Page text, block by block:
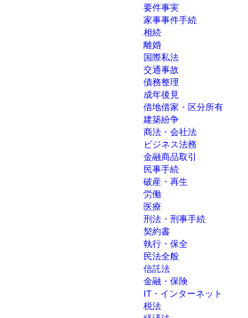
要件事実
家事事件手続
相続
離婚
国際私法
交通事故
債務整理
成年後見
借地借家・区分所有
建築紛争
商法・会社法
ビジネス法務
金融商品取引
民事手続
破産・再生
労働
医療
刑法・刑事手続
契約書
執行・保全
民法全般
信託法
金融・保険
IT・インターネット
税法